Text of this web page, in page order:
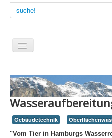
suche!
Navigation
an/aus
Startseite (Übersicht)
Arbeitsgebiete
Technologien
Gebäudetechnik
"Vom Tier in Hamburgs